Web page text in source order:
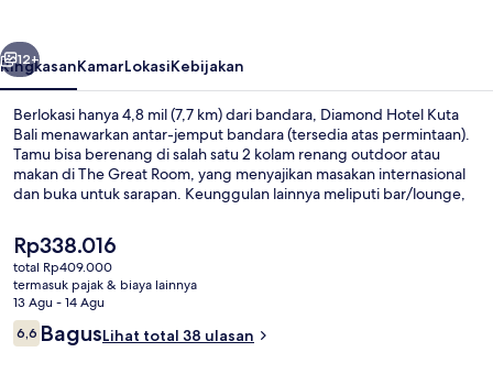
Berikutnya
12+
RingkasanKamarLokasiKebijakan
Berlokasi hanya 4,8 mil (7,7 km) dari bandara, Diamond Hotel Kuta
Bali menawarkan antar-jemput bandara (tersedia atas permintaan).
Tamu bisa berenang di salah satu 2 kolam renang outdoor atau
makan di The Great Room, yang menyajikan masakan internasional
dan buka untuk sarapan. Keunggulan lainnya meliputi bar/lounge,
Harga
saat
ini
Rp338.016
Rp338.016
total Rp409.000
termasuk pajak & biaya lainnya
13 Agu - 14 Agu
Ulasan
6,66,6 dari 10
BagusLihat total 38 ulasan